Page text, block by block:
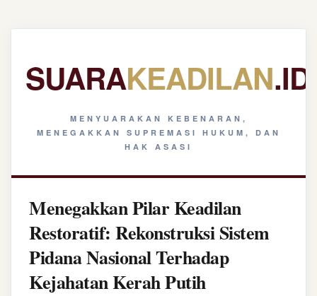
SUARAKEADILAN.ID
MENYUARAKAN KEBENARAN,
MENEGAKKAN SUPREMASI HUKUM, DAN
HAK ASASI
Menegakkan Pilar Keadilan
Restoratif: Rekonstruksi Sistem
Pidana Nasional Terhadap
Kejahatan Kerah Putih